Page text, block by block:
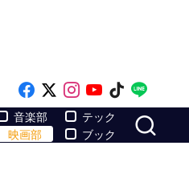
Like on Facebook
Follow on x
Follow on
Follow on
Follow
音楽部
映画部
テック
ブック